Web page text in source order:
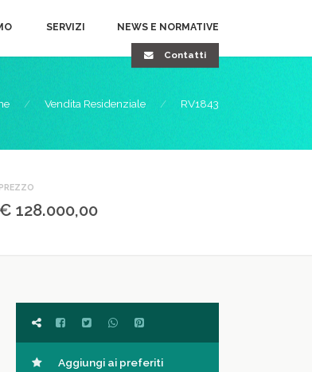
Contatti
SERVIZI NEWS E NORMATIVE
Vendita Residenziale RV1843
PREZZO
€ 128.000,00
Aggiungi ai preferiti